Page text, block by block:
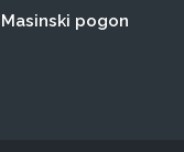
Masinski pogon